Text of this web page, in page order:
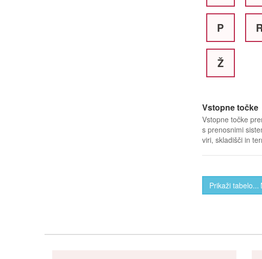
P
Ž
Vstopne točke
Vstopne točke
s prenosnimi
viri, skladišči in
Prikaži tabelo...